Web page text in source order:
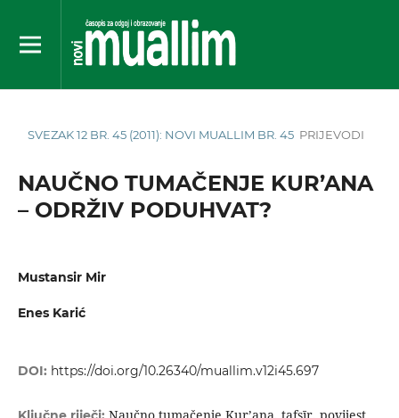
SVEZAK 12 BR. 45 (2011): NOVI MUALLIM BR. 45 PRIJEVODI
NAUČNO TUMAČENJE KUR’ANA
– ODRŽIV PODUHVAT?
Mustansir Mir
Enes Karić
DOI: https://doi.org/10.26340/muallim.v12i45.697